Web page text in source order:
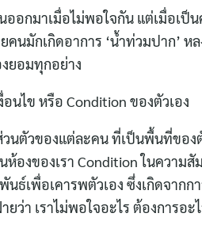
ออกมาเมื่อไม่พอใจกัน แต่เมื่อเป็
มักเกิดอาการ ‘น้ำท่วมปาก’ หล
ยอมทุกอย่าง
นไข หรือ Condition ของตัวเอง
นตัวของแต่ละคน ที่เป็นพื้นที่ของตั
องของเรา Condition ในความ
ธ์เพื่อเคารพตัวเอง ซึ่งเกิดจากกา
ว่า เราไม่พอใจอะไร ต้องการอะ